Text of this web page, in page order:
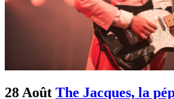
28 Août The Jacques, la